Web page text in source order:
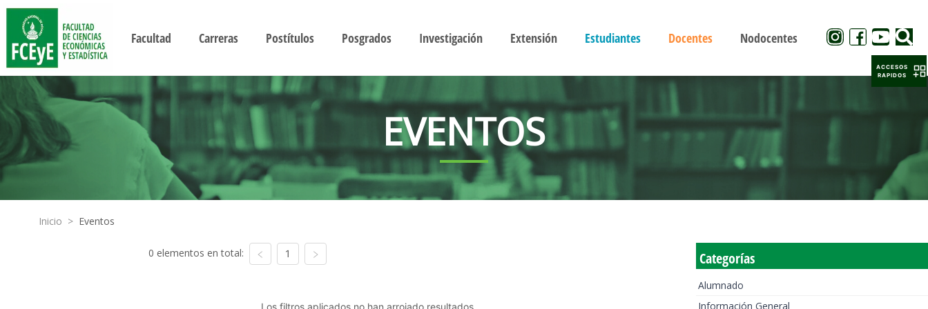
Facultad Carreras Postítulos Posgrados Investigación Extensión Estudiantes Docentes Nodocentes
EVENTOS
Inicio > Eventos
0 elementos en total: 1
Los filtros aplicados no han arrojado resultados
Categorías
Alumnado
Información General
ACCESOS
RAPIDOS